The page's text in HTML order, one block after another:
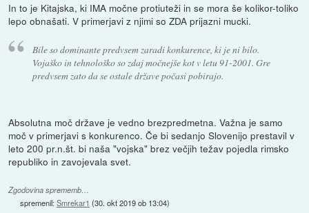
In to je Kitajska, ki IMA močne protiuteži in se mora še kolikor-toliko
lepo obnašati. V primerjavi z njimi so ZDA prijazni mucki.
Bile so dominante predvsem zaradi konkurence, ki je ni bilo.
Vojaško in tehnološko so zdaj močnejše kot v letu 91-2001. Gre
predvsem zato da se ostale države počasi pobirajo.
Absolutna moč države je vedno brezpredmetna. Važna je samo
moč v primerjavi s konkurenco. Če bi sedanjo Slovenijo prestavil v
leto 200 pr.n.št. bi naša "vojska" brez večjih težav pojedla rimsko
republiko in zavojevala svet.
Zgodovina sprememb…
spremenil:Smrekar1 (30. okt 2019 ob 13:04)